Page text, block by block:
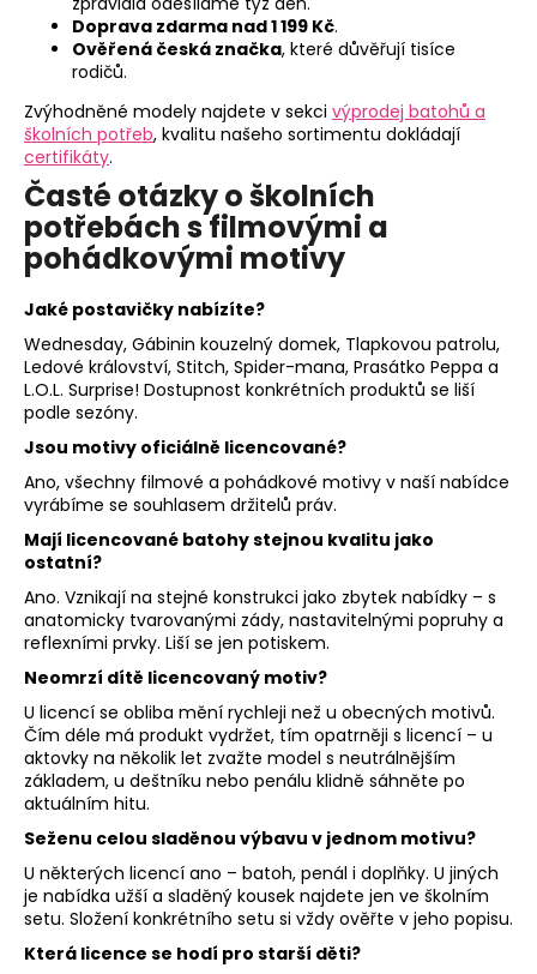
Doprava zdarma nad 1 199 Kč.
Ověřená česká značka, které důvěřují tisíce
rodičů.
Zvýhodněné modely najdete v sekci výprodej batohů a
školních potřeb, kvalitu našeho sortimentu dokládají
certifikáty.
Časté otázky o školních
potřebách s filmovými a
pohádkovými motivy
Jaké postavičky nabízíte?
Wednesday, Gábinin kouzelný domek, Tlapkovou patrolu,
Ledové království, Stitch, Spider-mana, Prasátko Peppa a
L.O.L. Surprise! Dostupnost konkrétních produktů se liší
podle sezóny.
Jsou motivy oficiálně licencované?
Ano, všechny filmové a pohádkové motivy v naší nabídce
vyrábíme se souhlasem držitelů práv.
Mají licencované batohy stejnou kvalitu jako
ostatní?
Ano. Vznikají na stejné konstrukci jako zbytek nabídky – s
anatomicky tvarovanými zády, nastavitelnými popruhy a
reflexními prvky. Liší se jen potiskem.
Neomrzí dítě licencovaný motiv?
U licencí se obliba mění rychleji než u obecných motivů.
Čím déle má produkt vydržet, tím opatrněji s licencí – u
aktovky na několik let zvažte model s neutrálnějším
základem, u deštníku nebo penálu klidně sáhněte po
aktuálním hitu.
Seženu celou sladěnou výbavu v jednom motivu?
U některých licencí ano – batoh, penál i doplňky. U jiných
je nabídka užší a sladěný kousek najdete jen ve školním
setu. Složení konkrétního setu si vždy ověřte v jeho popisu.
Která licence se hodí pro starší děti?